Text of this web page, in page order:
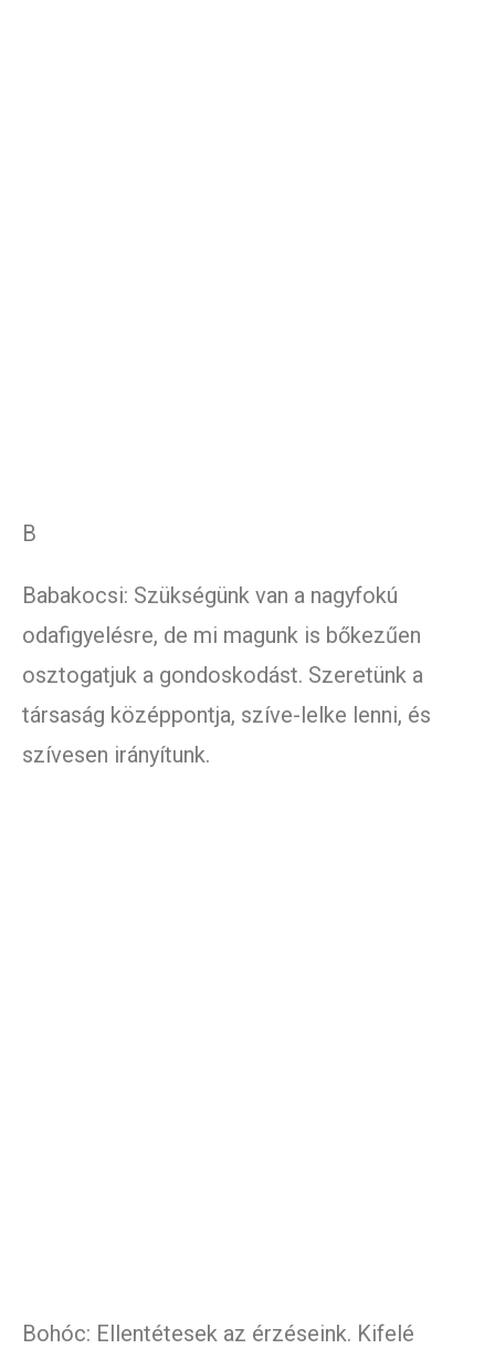
B
Babakocsi: Szükségünk van a nagyfokú
odafigyelésre, de mi magunk is bőkezűen
osztogatjuk a gondoskodást. Szeretünk a
társaság középpontja, szíve-lelke lenni, és
szívesen irányítunk.
Bohóc: Ellentétesek az érzéseink. Kifelé